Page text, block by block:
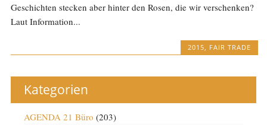
Geschichten stecken aber hinter den Rosen, die wir verschenken?
Laut Information...
2015, FAIR TRADE
Kategorien
AGENDA 21 Büro (203)